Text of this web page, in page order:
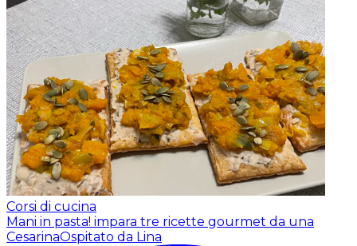
Corsi di cucina
Mani in pasta! impara tre ricette gourmet da una
CesarinaOspitato da Lina